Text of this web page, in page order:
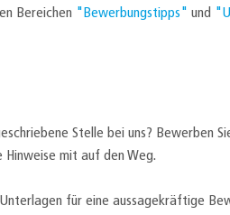
Bereichen "Bewerbungstipps" und
Stelle bei uns? Bewerben
Hinweise mit auf den Weg.
für eine aussagekräftige